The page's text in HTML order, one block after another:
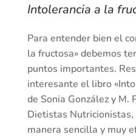
Intolerancia a la
Para entender bien el
la fructosa» debemos
puntos importantes.
interesante el libro
de Sonia González y M.
Dietistas Nutricionistas,
manera sencilla y muy